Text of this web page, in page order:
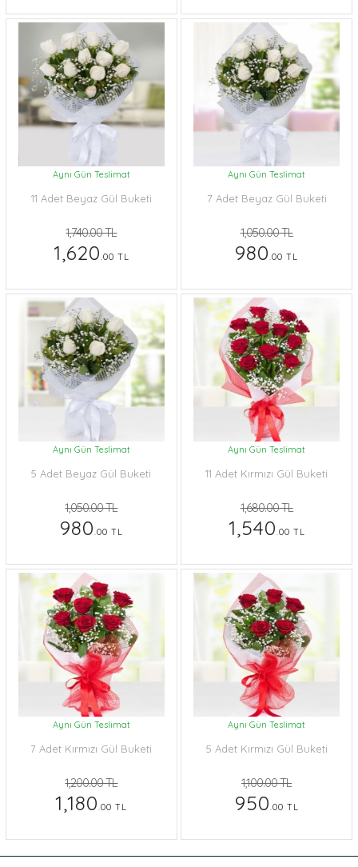
Aynı Gün Teslimat
11 Adet Beyaz Gül Buketi
1,740.00 TL
1,620.00 TL
Aynı Gün Teslimat
7 Adet Beyaz Gül Buketi
1,050.00 TL
980.00 TL
Aynı Gün Teslimat
5 Adet Beyaz Gül Buketi
1,050.00 TL
980.00 TL
Aynı Gün Teslimat
11 Adet Kırmızı Gül Buketi
1,680.00 TL
1,540.00 TL
Aynı Gün Teslimat
7 Adet Kırmızı Gül Buketi
1,200.00 TL
1,180.00 TL
Aynı Gün Teslimat
5 Adet Kırmızı Gül Buketi
1,100.00 TL
950.00 TL